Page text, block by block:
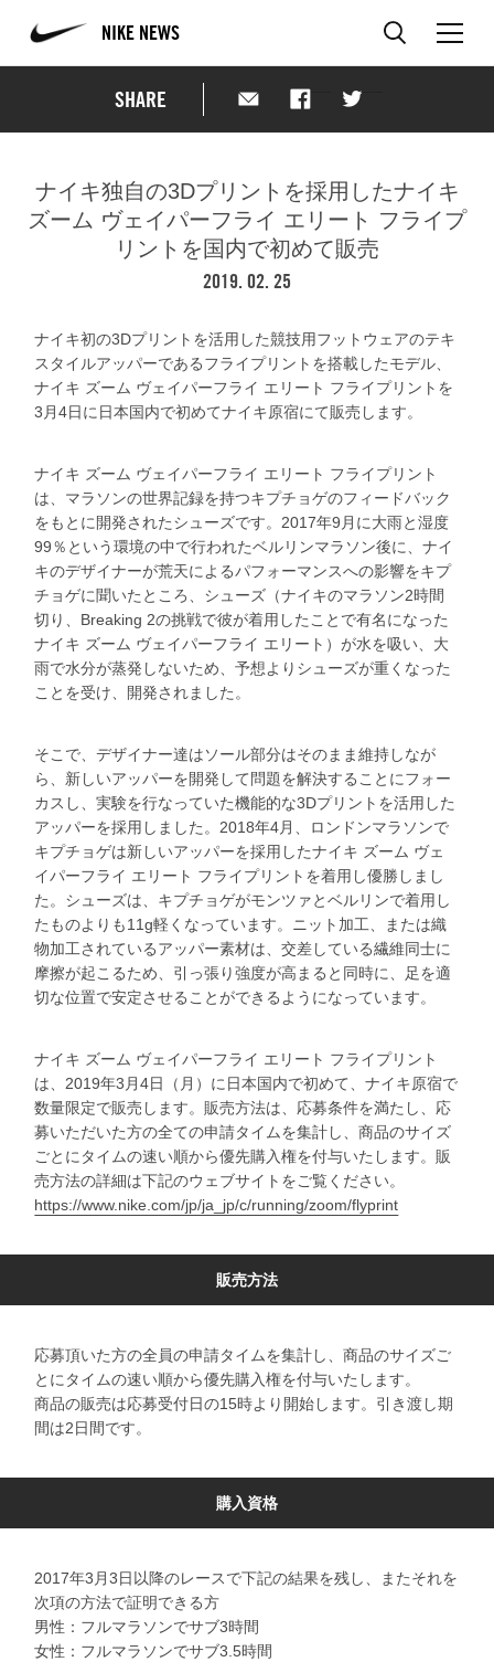
NIKE NEWS
SHARE
ナイキ独自の3Dプリントを採用したナイキ
ズーム ヴェイパーフライ エリート フライプ
リントを国内で初めて販売
2019. 02. 25
ナイキ初の3Dプリントを活用した競技用フットウェアのテキ
スタイルアッパーであるフライプリントを搭載したモデル、
ナイキ ズーム ヴェイパーフライ エリート フライプリントを
3月4日に日本国内で初めてナイキ原宿にて販売します。
ナイキ ズーム ヴェイパーフライ エリート フライプリント
は、マラソンの世界記録を持つキプチョゲのフィードバック
をもとに開発されたシューズです。2017年9月に大雨と湿度
99％という環境の中で行われたベルリンマラソン後に、ナイ
キのデザイナーが荒天によるパフォーマンスへの影響をキプ
チョゲに聞いたところ、シューズ（ナイキのマラソン2時間
切り、Breaking 2の挑戦で彼が着用したことで有名になった
ナイキ ズーム ヴェイパーフライ エリート）が水を吸い、大
雨で水分が蒸発しないため、予想よりシューズが重くなった
ことを受け、開発されました。
そこで、デザイナー達はソール部分はそのまま維持しなが
ら、新しいアッパーを開発して問題を解決することにフォー
カスし、実験を行なっていた機能的な3Dプリントを活用した
アッパーを採用しました。2018年4月、ロンドンマラソンで
キプチョゲは新しいアッパーを採用したナイキ ズーム ヴェ
イパーフライ エリート フライプリントを着用し優勝しまし
た。シューズは、キプチョゲがモンツァとベルリンで着用し
たものよりも11g軽くなっています。ニット加工、または織
物加工されているアッパー素材は、交差している繊維同士に
摩擦が起こるため、引っ張り強度が高まると同時に、足を適
切な位置で安定させることができるようになっています。
ナイキ ズーム ヴェイパーフライ エリート フライプリント
は、2019年3月4日（月）に日本国内で初めて、ナイキ原宿で
数量限定で販売します。販売方法は、応募条件を満たし、応
募いただいた方の全ての申請タイムを集計し、商品のサイズ
ごとにタイムの速い順から優先購入権を付与いたします。販
売方法の詳細は下記のウェブサイトをご覧ください。
https://www.nike.com/jp/ja_jp/c/running/zoom/flyprint
販売方法
応募頂いた方の全員の申請タイムを集計し、商品のサイズご
とにタイムの速い順から優先購入権を付与いたします。
商品の販売は応募受付日の15時より開始します。引き渡し期
間は2日間です。
購入資格
2017年3月3日以降のレースで下記の結果を残し、またそれを
次項の方法で証明できる方
男性：フルマラソンでサブ3時間
女性：フルマラソンでサブ3.5時間